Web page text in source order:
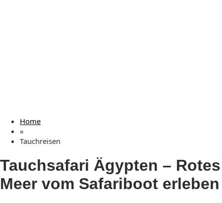
Home
»
Tauchreisen
Tauchsafari Ägypten – Rotes
Meer vom Safariboot erleben